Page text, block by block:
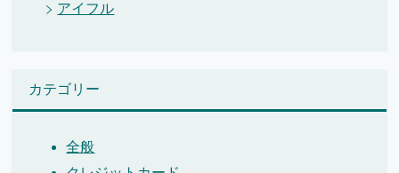
アイフル
カテゴリー
全般